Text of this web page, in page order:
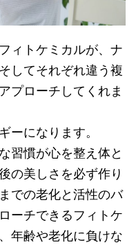
ィトケミカルが、ナ
してそれぞれ違う複
プローチしてくれま
ーになります。
習慣が心を整え体と
の美しさを必ず作り
での老化と活性のバ
ーチできるフィトケ
年齢や老化に負けな